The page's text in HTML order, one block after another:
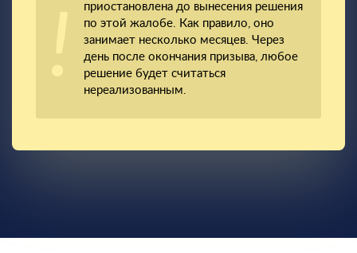
приостановлена до вынесения решения
по этой жалобе. Как правило, оно
занимает несколько месяцев. Через
день после окончания призыва, любое
решение будет считаться
нереализованным.